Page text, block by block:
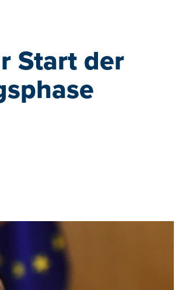
Start der